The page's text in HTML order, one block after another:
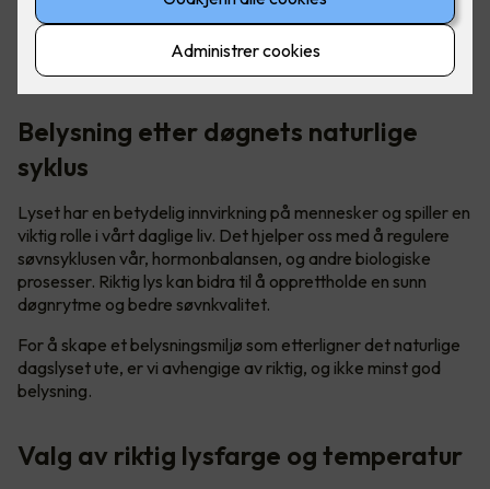
I norden har vi veldig varierende lysmengde - fra "polar
natt" til midnattssol. Det er her riktig belysning blir så
viktig, for å opprettholde riktig døgnrytme.
Belysning etter døgnets naturlige
syklus
Lyset har en betydelig innvirkning på mennesker og spiller en
viktig rolle i vårt daglige liv. Det hjelper oss med å regulere
søvnsyklusen vår, hormonbalansen, og andre biologiske
prosesser. Riktig lys kan bidra til å opprettholde en sunn
døgnrytme og bedre søvnkvalitet.
For å skape et belysningsmiljø som etterligner det naturlige
dagslyset ute, er vi avhengige av riktig, og ikke minst god
belysning.
Valg av riktig lysfarge og temperatur